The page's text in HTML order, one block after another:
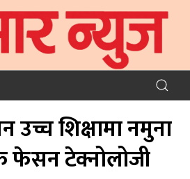
शिक्षामा नमुना
टेक्नोलोजी